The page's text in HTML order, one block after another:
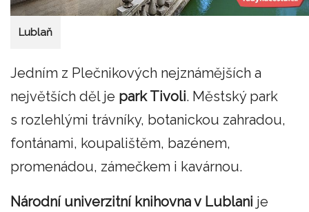
Lublaň
Jedním z Plečnikových nejznámějších a
největších děl je park Tivoli. Městský park
s rozlehlými trávníky, botanickou zahradou,
fontánami, koupalištěm, bazénem,
promenádou, zámečkem i kavárnou.
Národní univerzitní knihovna v Lublani je